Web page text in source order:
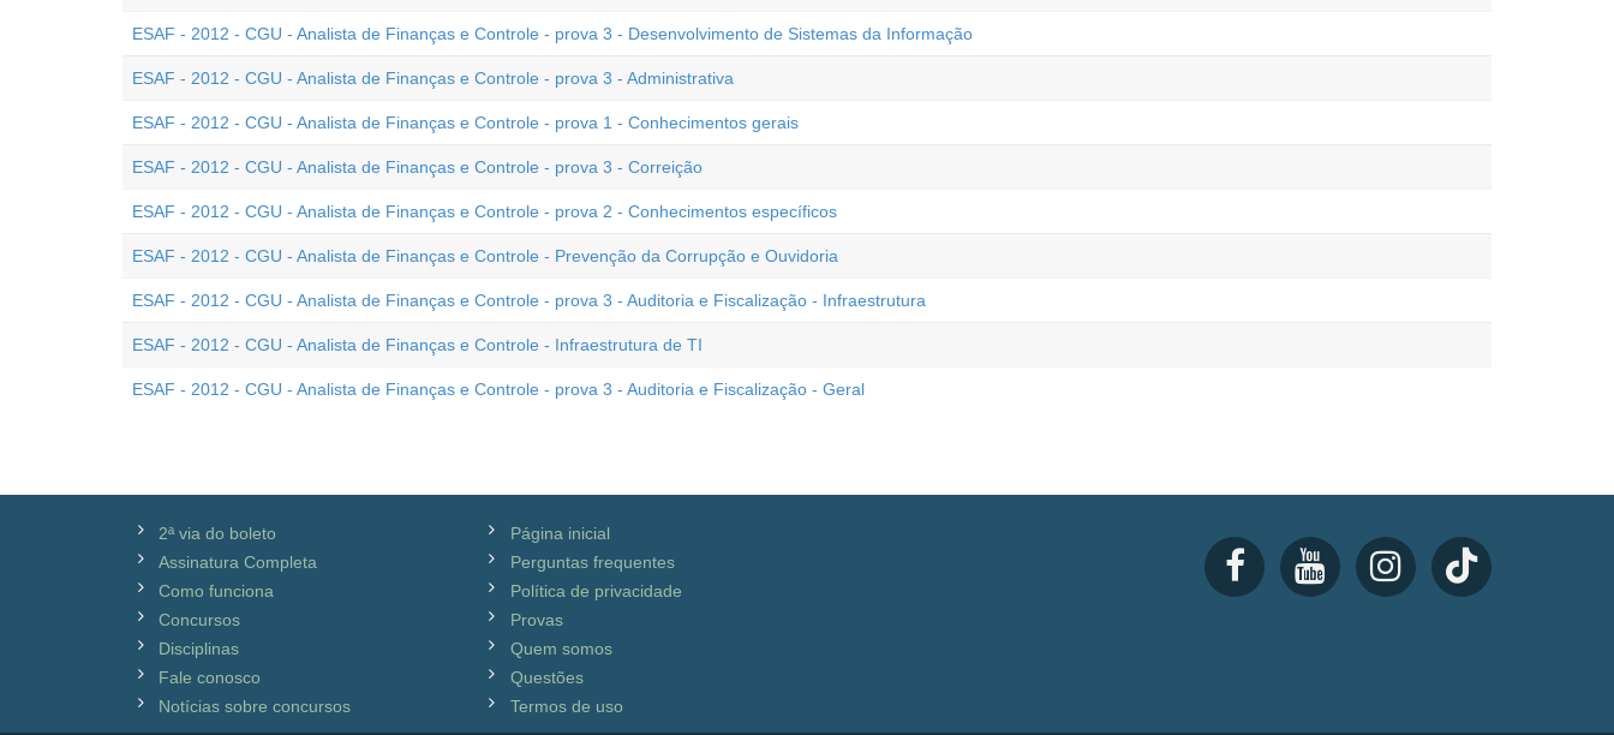
ESAF - 2012 - CGU - Analista de Finanças e Controle - prova 3 - Desenvolvimento de Sistemas da Informação
ESAF - 2012 - CGU - Analista de Finanças e Controle - prova 3 - Administrativa
ESAF - 2012 - CGU - Analista de Finanças e Controle - prova 1 - Conhecimentos gerais
ESAF - 2012 - CGU - Analista de Finanças e Controle - prova 3 - Correição
ESAF - 2012 - CGU - Analista de Finanças e Controle - prova 2 - Conhecimentos específicos
ESAF - 2012 - CGU - Analista de Finanças e Controle - Prevenção da Corrupção e Ouvidoria
ESAF - 2012 - CGU - Analista de Finanças e Controle - prova 3 - Auditoria e Fiscalização - Infraestrutura
ESAF - 2012 - CGU - Analista de Finanças e Controle - Infraestrutura de TI
ESAF - 2012 - CGU - Analista de Finanças e Controle - prova 3 - Auditoria e Fiscalização - Geral
2ª via do boleto
Assinatura Completa
Como funciona
Concursos
Disciplinas
Fale conosco
Notícias sobre concursos
Página inicial
Perguntas frequentes
Política de privacidade
Provas
Quem somos
Questões
Termos de uso